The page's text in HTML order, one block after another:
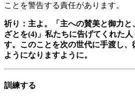
ことを警告する責任があります。
祈り：主よ。「主への賛美と御力
ざとを(4)」私たちに告げてくれた
す。このことを次の世代に手渡し
ようになりますように。
訓練する